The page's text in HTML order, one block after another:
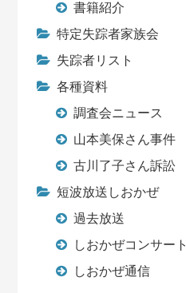
書籍紹介
特定失踪者家族会
失踪者リスト
各種資料
調査会ニュース
山本美保さん事件
古川了子さん訴訟
短波放送しおかぜ
過去放送
しおかぜコンサート
しおかぜ通信